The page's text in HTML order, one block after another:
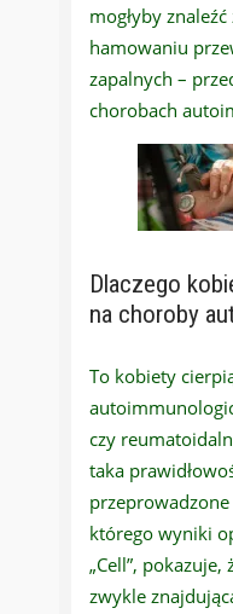
mogłyby
hamowaniu
zapalnych –
chorobach
Dlaczego
na choroby
To kobiety
czy
taka
którego wyniki
„Cell”,
zwykle